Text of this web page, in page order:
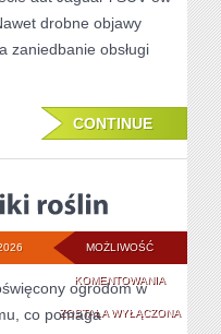
drobne objawy
zaniedbanie obsługi
CONTINUE
MOŻLIWOŚĆ
KOMENTOWANIACHOROBY
I
ZOSTAŁA WYŁĄCZONA
ogrodom w
co pomaga